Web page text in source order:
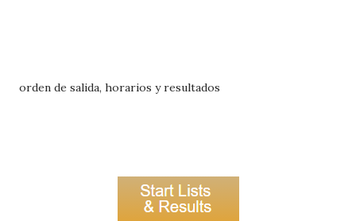
orden de salida, horarios y resultados